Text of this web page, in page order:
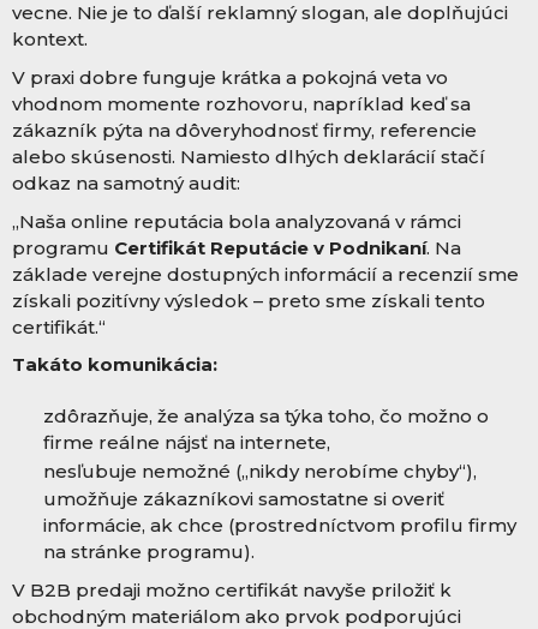
vecne. Nie je to ďalší reklamný slogan, ale doplňujúci
kontext.
V praxi dobre funguje krátka a pokojná veta vo
vhodnom momente rozhovoru, napríklad keď sa
zákazník pýta na dôveryhodnosť firmy, referencie
alebo skúsenosti. Namiesto dlhých deklarácií stačí
odkaz na samotný audit:
„Naša online reputácia bola analyzovaná v rámci
programu Certifikát Reputácie v Podnikaní. Na
základe verejne dostupných informácií a recenzií sme
získali pozitívny výsledok – preto sme získali tento
certifikát.“
Takáto komunikácia:
zdôrazňuje, že analýza sa týka toho, čo možno o
firme reálne nájsť na internete,
nesľubuje nemožné („nikdy nerobíme chyby“),
umožňuje zákazníkovi samostatne si overiť
informácie, ak chce (prostredníctvom profilu firmy
na stránke programu).
V B2B predaji možno certifikát navyše priložiť k
obchodným materiálom ako prvok podporujúci